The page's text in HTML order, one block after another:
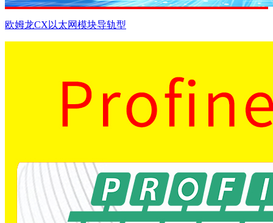
欧姆龙CX以太网模块导轨型